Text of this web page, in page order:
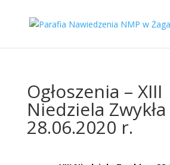
Ogłoszenia – XIII
Niedziela Zwykła
28.06.2020 r.